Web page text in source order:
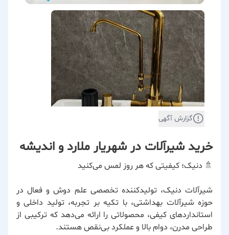
گزارش آگهی
خرید شیرآلات در شهریار ملارد و اندیشه
🚿 دنیک؛ کیفیتی که هر روز لمس می‌کنید
شیرآلات دنیک، تولیدکننده تخصصی علم دوش و فعال در
حوزه شیرآلات بهداشتی، با تکیه بر تجربه، تولید داخلی و
استانداردهای کیفی، محصولاتی را ارائه می‌دهد که ترکیبی از
طراحی مدرن، دوام بالا و عملکرد بی‌نقص هستند.